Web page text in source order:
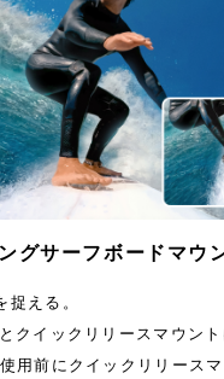
グサーフボードマウ
捉える。
クイックリリースマウント
用前にクイックリリースマ